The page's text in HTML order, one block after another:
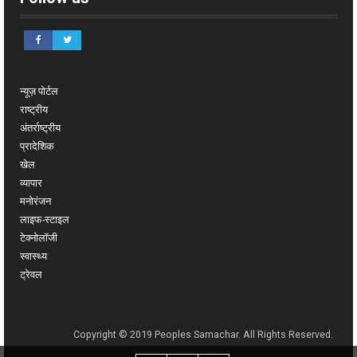
न्यूज़ पोर्टल
राष्ट्रीय
अंतर्राष्ट्रीय
प्रादेशिक
खेल
व्यापार
मनोरंजन
लाइफ-स्टाइल
टेक्नोलॉजी
स्वास्थ्य
ट्रेवल
Copyright © 2019 Peoples Samachar. All Rights Reserved.